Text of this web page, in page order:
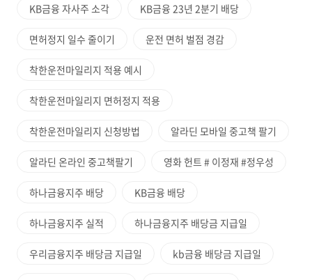
KB금융 자사주 소각 KB금융 23년 2분기 배당
면허정지 일수 줄이기 운전 면허 벌점 경감
착한운전마일리지 적용 예시
착한운전마일리지 면허정지 적용
착한운전마일리지 신청방법 알라딘 모바일 중고책 팔기
알라딘 온라인 중고책팔기 영화 헌트 # 이정재 #정우성
하나금융지주 배당 KB금융 배당
하나금융지주 실적 하나금융지주 배당금 지급일
우리금융지주 배당금 지급일 kb금융 배당금 지급일